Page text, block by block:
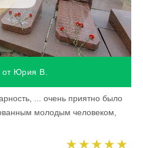
от Юрия В.
... очень приятно было
молодым человеком,